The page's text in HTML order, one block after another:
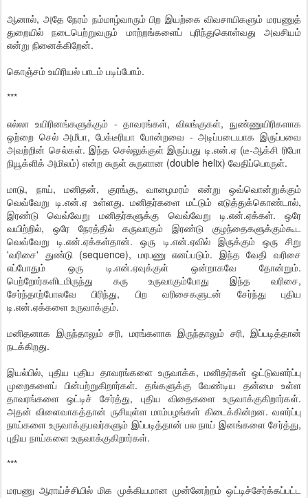
ஆனால், அதே நேரம் நம்மாழ்வாரும் பிற இயற்கை விவசாயிகளும் மரபணுத்
துறையில் நடைபெற்றுவரும் மாற்றங்களைப் புரிந்துகொள்வது அவசியம்
என்று நினைக்கிறேன்.
கொஞ்சம் உயிரியல் பாடம் படிப்போம்.
***
எல்லா உயிரினங்களுக்கும் - தாவரங்கள், விலங்குகள், நுண்ணுயிரிகளாக
ஒற்றை செல் அமீபா, பேக்டீரியா போன்றவை - அடிப்படையாக இருப்பவை
அவற்றின் செல்கள். இந்த செல்லுக்குள் இருப்பது டி.என்.ஏ (டீ-ஆக்சி ரிபோ
நியூக்ளிக் அமிலம்) என்ற சுருள் சுருளான (double helix) வேதிப்பொருள்.
மாடு, நாய், மனிதன், குரங்கு, வாழைமரம் என்று ஒவ்வொன்றுக்கும்
வெவ்வேறு டி.என்.ஏ உள்ளது. மனிதர்களை மட்டும் எடுத்துக்கொண்டால்,
இரண்டு வெவ்வேறு மனிதர்களுக்கு வெவ்வேறு டி.என்.ஏக்கள். ஒரே
வயிற்றில், ஒரே நேரத்தில் கருவாகும் இரண்டு குழந்தைகளுக்கும்கூட
வெவ்வேறு டி.என்.ஏக்கள்தான். ஒரு டி.என்.ஏவில் இருக்கும் ஒரு சிறு
'வரிசை' துண்டு (sequence), மரபணு எனப்படும். இந்த வேதி வரிசை
எப்போதும் ஒரு டி.என்.ஏவுக்குள் ஒன்றாகவே தோன்றும்.
பெற்றோர்களிடமிருந்து கரு உருவாகும்போது இந்த வரிசை,
சேர்ந்தாற்போலவே பிரிந்து, பிற வரிசைகளுடன் சேர்ந்து புதிய
டி.என்.ஏக்களை உருவாக்கும்.
மனிதனாக இருந்தாலும் சரி, மரங்களாக இருந்தாலும் சரி, இப்படித்தான்
நடக்கிறது.
இயல்பில், புதிய புதிய தாவரங்களை உருவாக்க, மனிதர்கள் ஒட்டுவளர்ப்பு
முறைகளைப் பின்பற்றுகிறார்கள். தங்களுக்கு வேண்டிய தன்மை உள்ள
தாவரங்களை ஒட்டிச் சேர்த்து, புதிய விதைகளை உருவாக்குகிறார்கள்.
அதன் விளைவாகத்தான் ருசியுள்ள மாம்பழங்கள் கிடைக்கின்றன. வளர்ப்பு
நாய்களை உருவாக்குபவர்களும் இப்படித்தான் பல நாய் இனங்களை சேர்த்து,
புதிய நாய்களை உருவாக்குகிறார்கள்.
***
மரபணு ஆராய்ச்சியில் மிக முக்கியமான முன்னேற்றம் ஒட்டிச்சேர்க்கப்பட்ட